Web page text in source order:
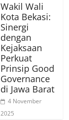
Wakil Wali
Kota Bekasi:
Sinergi
dengan
Kejaksaan
Perkuat
Prinsip Good
Governance
di Jawa Barat
4 November
2025